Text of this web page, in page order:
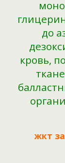
до
кровь,
жкт